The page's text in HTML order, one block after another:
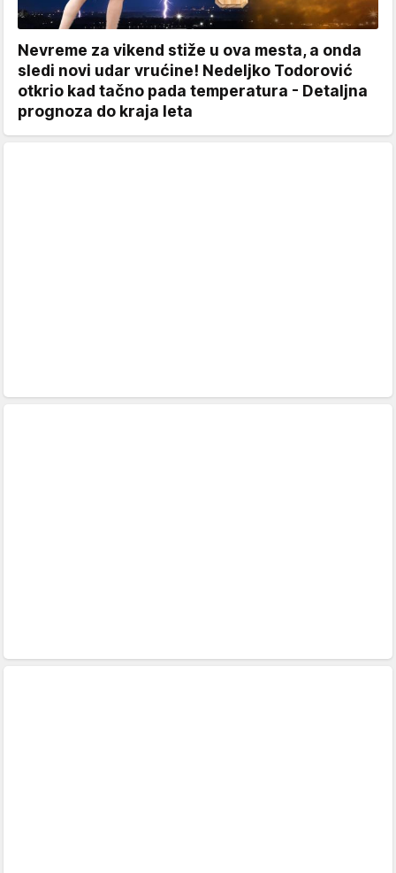
Nevreme za vikend stiže u ova mesta, a onda
sledi novi udar vrućine! Nedeljko Todorović
otkrio kad tačno pada temperatura - Detaljna
prognoza do kraja leta